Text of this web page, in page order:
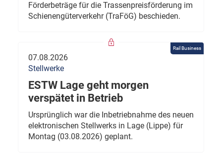
Förderbeträge für die Trassenpreisförderung im
Schienengüterverkehr (TraFöG) beschieden.
Rail Business
07.08.2026
Stellwerke
ESTW Lage geht morgen
verspätet in Betrieb
Ursprünglich war die Inbetriebnahme des neuen
elektronischen Stellwerks in Lage (Lippe) für
Montag (03.08.2026) geplant.